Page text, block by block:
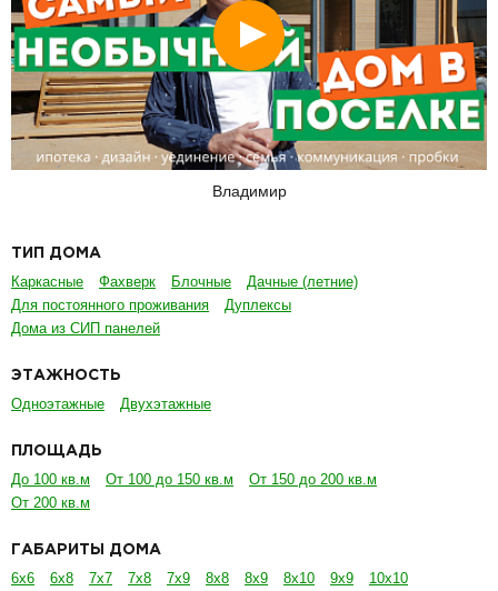
Смотреть
Владимир
ТИП ДОМА
Каркасные Фахверк Блочные
Дачные (летние)
Для постоянного проживания
Дуплексы
Дома из СИП панелей
ЭТАЖНОСТЬ
Одноэтажные Двухэтажные
ПЛОЩАДЬ
До 100 кв.м От 100 до 150 кв.м
От 150 до 200 кв.м
От 200 кв.м
ГАБАРИТЫ ДОМА
6х6 6х8 7х7 7х8 7х9 8х8 8х9 8х10 9х9
10х10